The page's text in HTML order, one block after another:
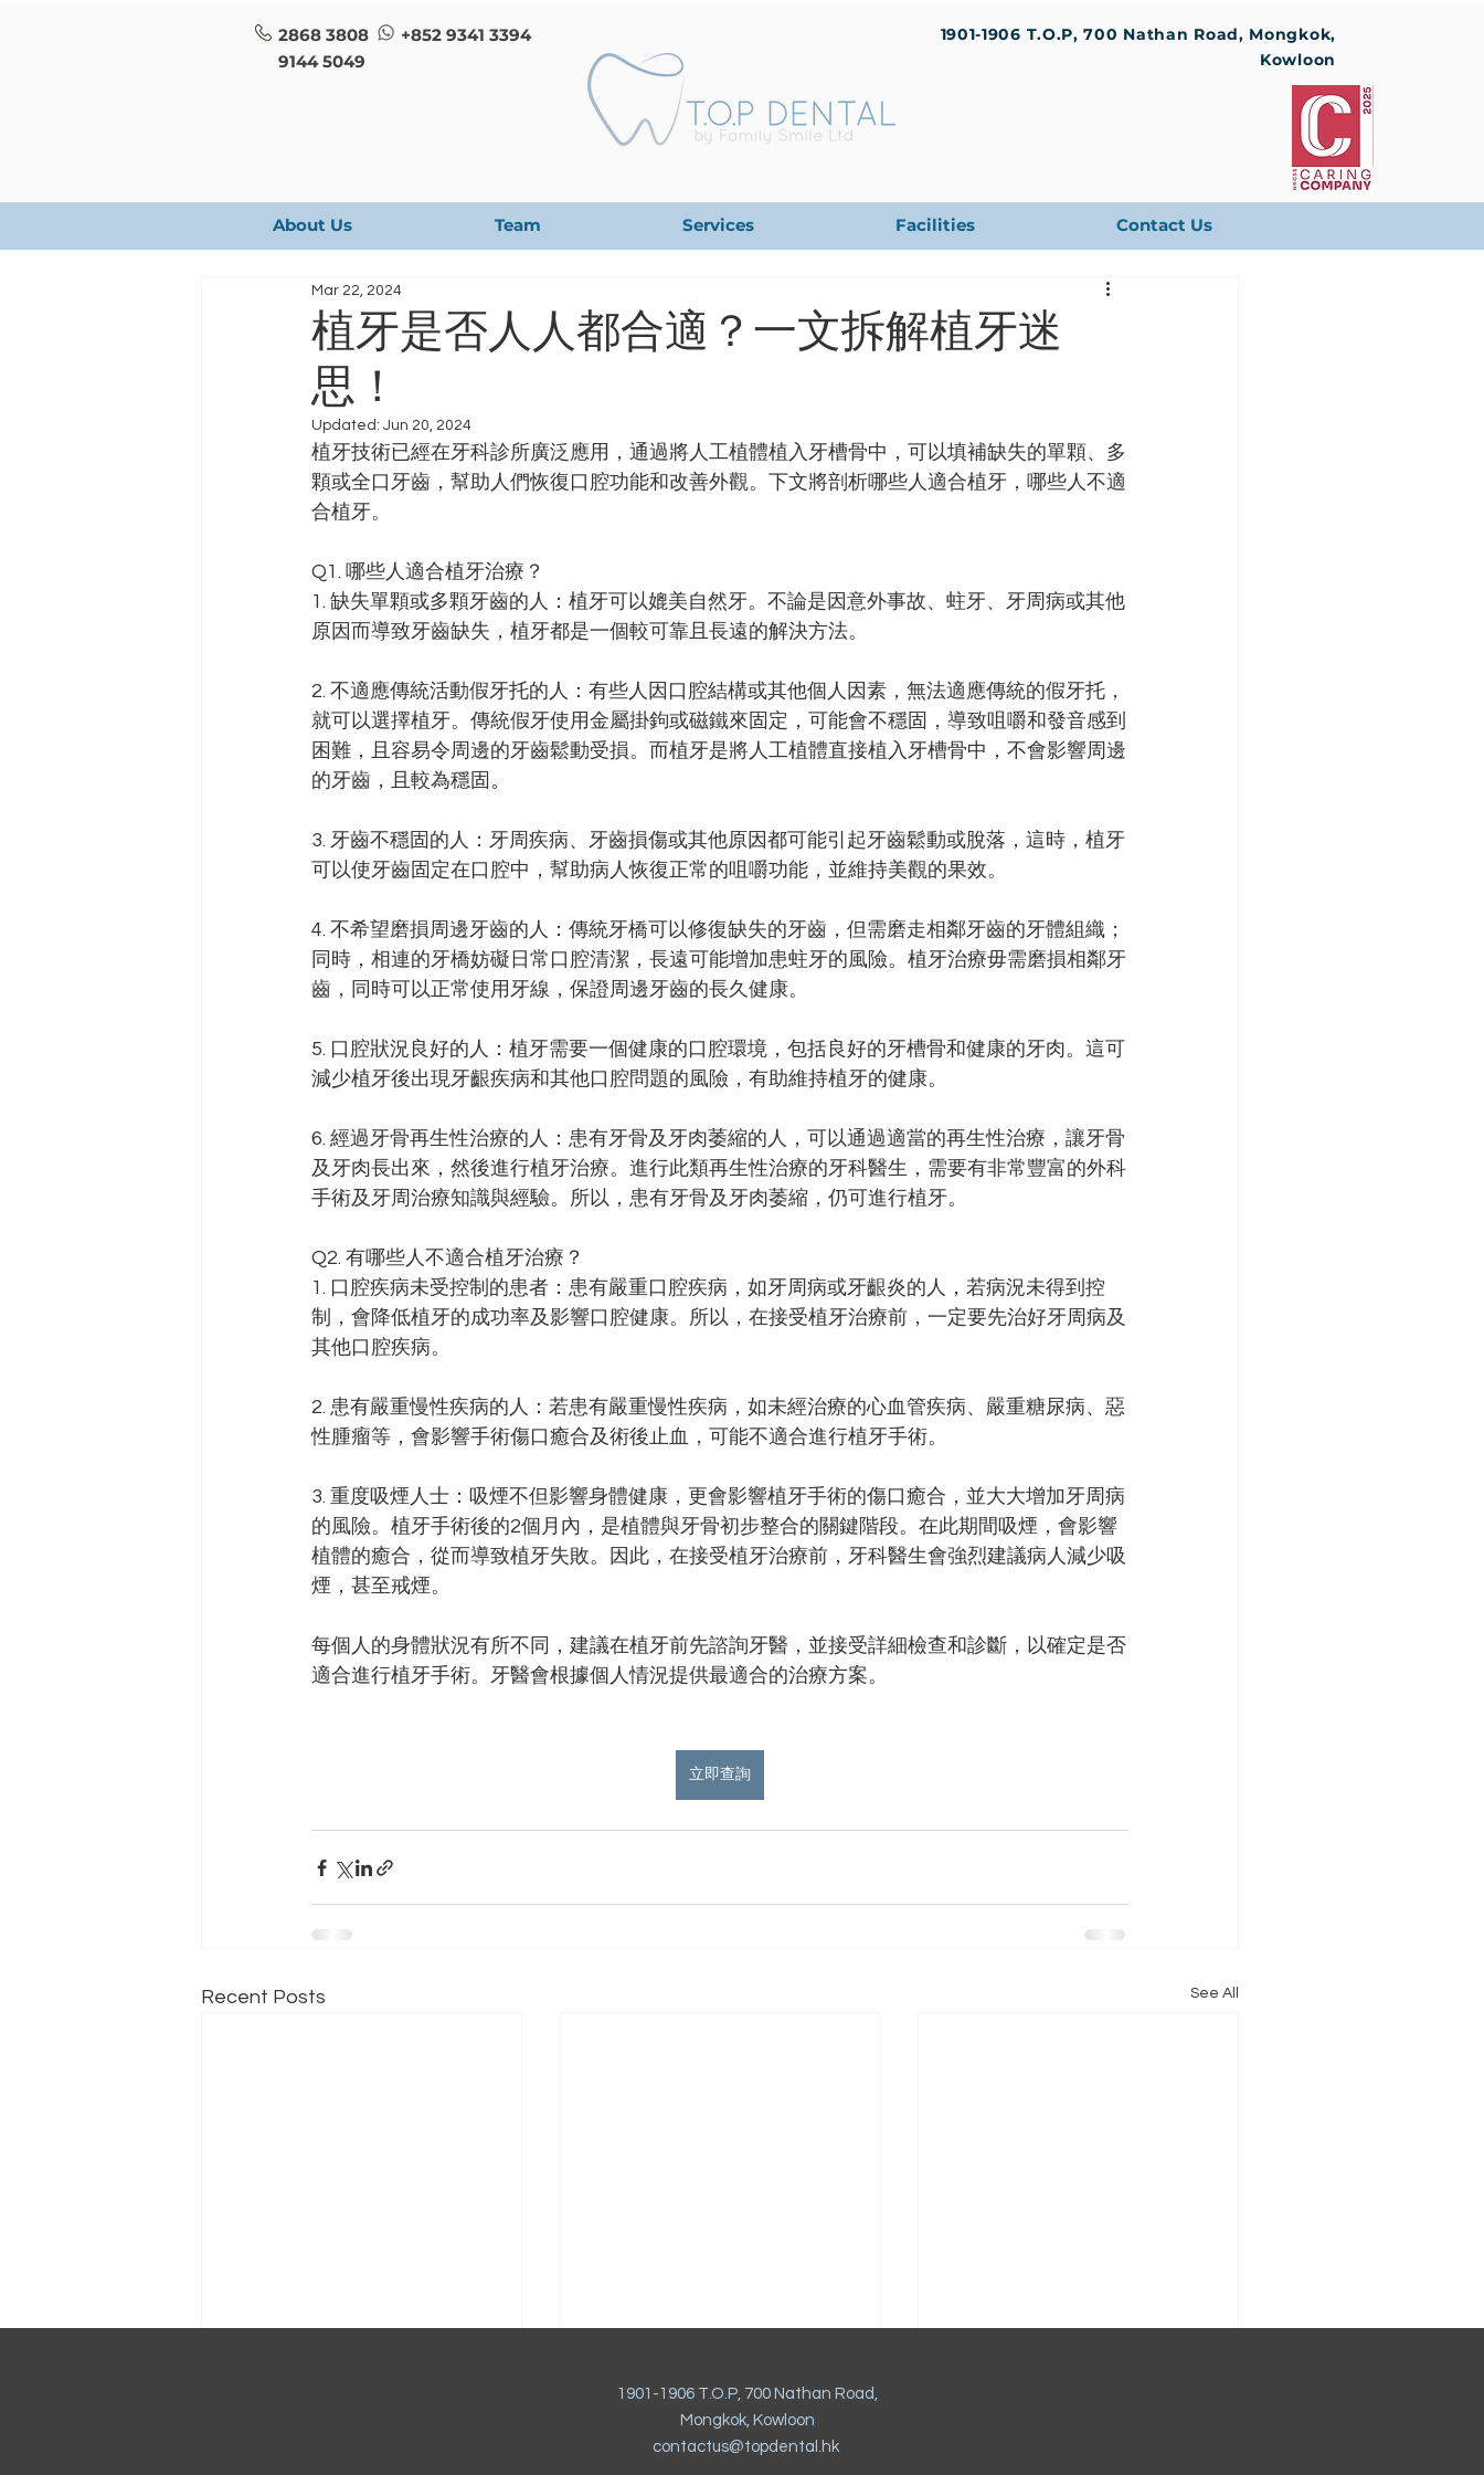
2868 3808
+852 9341 3394
9144 5049
1901-1906 T.O.P, 700 Nathan Road, Mongkok,
Kowloon
About Us Team Services Facilities Contact Us
植牙是否人人都合適？一文拆解植牙迷
思！
Mar 22, 2024
Updated: Jun 20, 2024
植牙技術已經在牙科診所廣泛應用，通過將人工植體植入牙槽骨中，可以填補缺失的單顆、多
顆或全口牙齒，幫助人們恢復口腔功能和改善外觀。下文將剖析哪些人適合植牙，哪些人不適
合植牙。
Q1. 哪些人適合植牙治療？
1. 缺失單顆或多顆牙齒的人：植牙可以媲美自然牙。不論是因意外事故、蛀牙、牙周病或其他
原因而導致牙齒缺失，植牙都是一個較可靠且長遠的解決方法。
2. 不適應傳統活動假牙托的人：有些人因口腔結構或其他個人因素，無法適應傳統的假牙托，
就可以選擇植牙。傳統假牙使用金屬掛鉤或磁鐵來固定，可能會不穩固，導致咀嚼和發音感到
困難，且容易令周邊的牙齒鬆動受損。而植牙是將人工植體直接植入牙槽骨中，不會影響周邊
的牙齒，且較為穩固。
3. 牙齒不穩固的人：牙周疾病、牙齒損傷或其他原因都可能引起牙齒鬆動或脫落，這時，植牙
可以使牙齒固定在口腔中，幫助病人恢復正常的咀嚼功能，並維持美觀的果效。
4. 不希望磨損周邊牙齒的人：傳統牙橋可以修復缺失的牙齒，但需磨走相鄰牙齒的牙體組織；
同時，相連的牙橋妨礙日常口腔清潔，長遠可能增加患蛀牙的風險。植牙治療毋需磨損相鄰牙
齒，同時可以正常使用牙線，保證周邊牙齒的長久健康。
5. 口腔狀況良好的人：植牙需要一個健康的口腔環境，包括良好的牙槽骨和健康的牙肉。這可
減少植牙後出現牙齦疾病和其他口腔問題的風險，有助維持植牙的健康。
6. 經過牙骨再生性治療的人：患有牙骨及牙肉萎縮的人，可以通過適當的再生性治療，讓牙骨
及牙肉長出來，然後進行植牙治療。進行此類再生性治療的牙科醫生，需要有非常豐富的外科
手術及牙周治療知識與經驗。所以，患有牙骨及牙肉萎縮，仍可進行植牙。
Q2. 有哪些人不適合植牙治療？
1. 口腔疾病未受控制的患者：患有嚴重口腔疾病，如牙周病或牙齦炎的人，若病況未得到控
制，會降低植牙的成功率及影響口腔健康。所以，在接受植牙治療前，一定要先治好牙周病及
其他口腔疾病。
2. 患有嚴重慢性疾病的人：若患有嚴重慢性疾病，如未經治療的心血管疾病、嚴重糖尿病、惡
性腫瘤等，會影響手術傷口癒合及術後止血，可能不適合進行植牙手術。
3. 重度吸煙人士：吸煙不但影響身體健康，更會影響植牙手術的傷口癒合，並大大增加牙周病
的風險。植牙手術後的2個月內，是植體與牙骨初步整合的關鍵階段。在此期間吸煙，會影響
植體的癒合，從而導致植牙失敗。因此，在接受植牙治療前，牙科醫生會強烈建議病人減少吸
煙，甚至戒煙。
每個人的身體狀況有所不同，建議在植牙前先諮詢牙醫，並接受詳細檢查和診斷，以確定是否
適合進行植牙手術。牙醫會根據個人情況提供最適合的治療方案。
立即查詢
Recent Posts See All
植牙會痛嗎？兩分鐘了解重建
牙齒的奇蹟！
1901-1906 T.O.P, 700 Nathan Road,
Mongkok, Kowloon
contactus@topdental.hk